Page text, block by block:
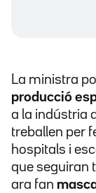
La ministra
producció
a la indústria
treballen per
hospitals i
que seguiran
ara fan